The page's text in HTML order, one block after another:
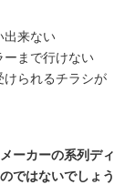
出来ない
ーまで行けない
けられるチラシが
ーカーの系列ディ
ではないでしょう